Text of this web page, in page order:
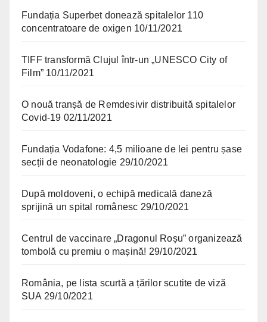
Fundația Superbet donează spitalelor 110
concentratoare de oxigen 10/11/2021
TIFF transformă Clujul într-un „UNESCO City of
Film” 10/11/2021
O nouă tranșă de Remdesivir distribuită spitalelor
Covid-19 02/11/2021
Fundația Vodafone: 4,5 milioane de lei pentru șase
secții de neonatologie 29/10/2021
După moldoveni, o echipă medicală daneză
sprijină un spital românesc 29/10/2021
Centrul de vaccinare „Dragonul Roșu” organizează
tombolă cu premiu o mașină! 29/10/2021
România, pe lista scurtă a țărilor scutite de viză
SUA 29/10/2021